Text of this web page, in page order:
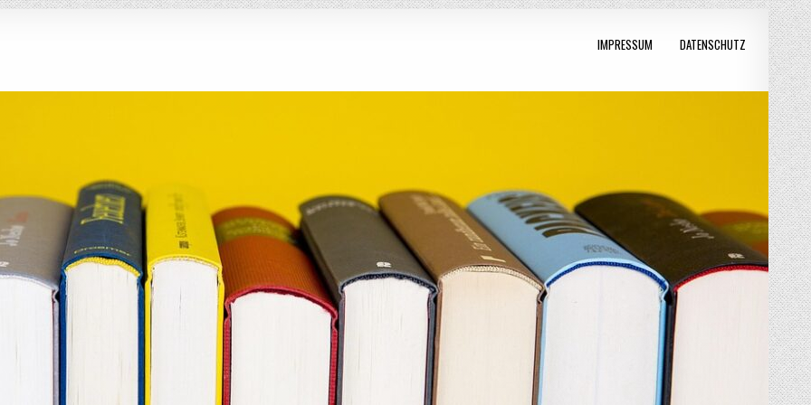
IMPRESSUM DATENSCHUTZ